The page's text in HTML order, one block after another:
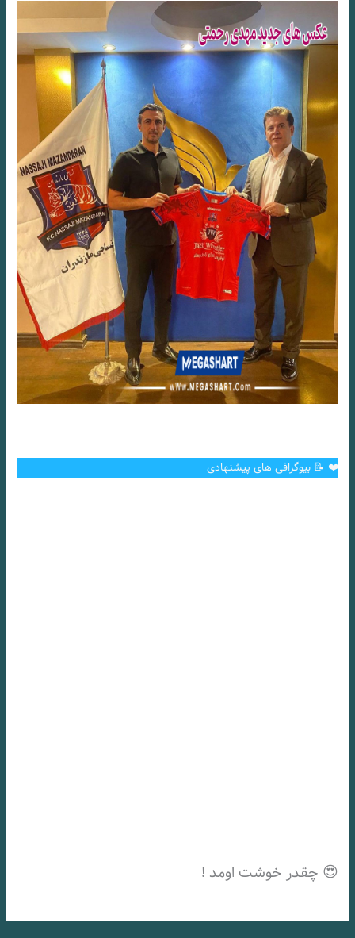
❤️ 📝 بیوگرافی های پیشنهادی
😍 چقدر خوشت اومد !